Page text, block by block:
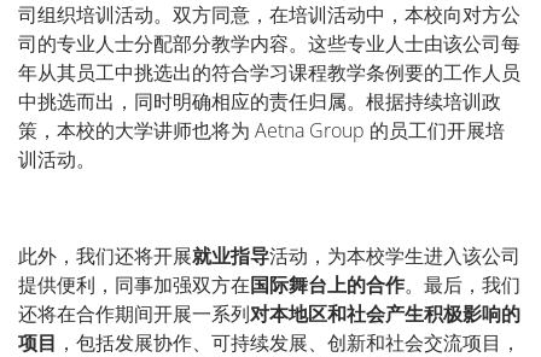
司组织培训活动。双方同意，在培训活动中，本校向对方公
司的专业人士分配部分教学内容。这些专业人士由该公司每
年从其员工中挑选出的符合学习课程教学条例要的工作人员
中挑选而出，同时明确相应的责任归属。根据持续培训政
策，本校的大学讲师也将为 Aetna Group 的员工们开展培
训活动。
此外，我们还将开展就业指导活动，为本校学生进入该公司
提供便利，同事加强双方在国际舞台上的合作。最后，我们
还将在合作期间开展一系列对本地区和社会产生积极影响的
项目 ，包括发展协作、可持续发展、创新和社会交流项目，